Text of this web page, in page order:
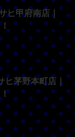
ヒ甲府南店｜
ヒ茅野本町店｜